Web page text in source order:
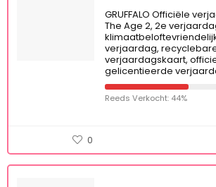
GRUFFALO Officiële
The Age 2, 2e
verjaardag,
verjaardagskaart,
gelicentieerde
Reeds Verkocht: 44%
0